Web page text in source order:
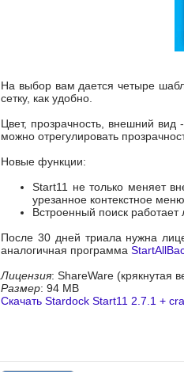
На выбор вам дается четыре
сетку, как удобно.
Цвет, прозрачность, внешний вид
можно отрегулировать
Новые функции:
Start11 не только меняет
урезанное контекстное
Встроенный поиск работает
После 30 дней триала нужна
аналогичная программа
Лицензия: ShareWare (крякнутая
Размер: 94 MB
Скачать Stardock Start11 2.7.1 +